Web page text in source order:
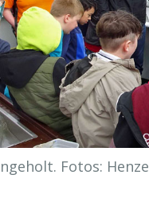
Fotos: Henze